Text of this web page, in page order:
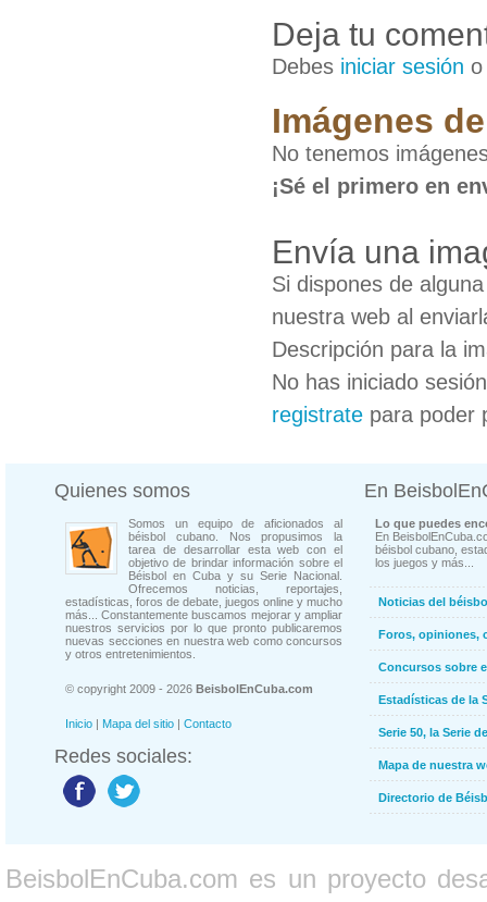
Deja tu
Debes iniciar sesión
Imágenes
No tenemos
¡Sé el primero en
Envía una
Si dispones de
nuestra web al
Descripción para la
No has iniciado
registrate para poder
Quienes somos
Somos un equipo de aficionados al
béisbol cubano. Nos propusimos la
tarea de desarrollar esta web con el
objetivo de brindar información sobre el
Béisbol en Cuba y su Serie Nacional.
Ofrecemos noticias, reportajes,
estadísticas, foros de debate, juegos online y mucho
más... Constantemente buscamos mejorar y ampliar
nuestros servicios por lo que pronto publicaremos
nuevas secciones en nuestra web como concursos
y otros entretenimientos.
© copyright 2009 - 2026 BeisbolEnCuba.com
Inicio | Mapa del sitio | Contacto
Redes sociales:
En
Lo que puedes
En
béisbol cubano,
los juegos y más...
Noticias del
Foros, opiniones,
Concursos sobre
Estadísticas de la
Serie 50, la Serie
Mapa de nuestra
Directorio de
BeisbolEnCuba.com es un proyecto